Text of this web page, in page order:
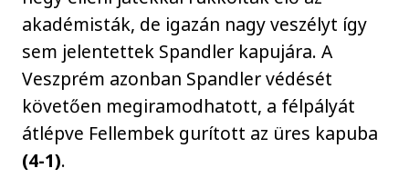
akadémisták, de igazán nagy veszélyt így
sem jelentettek Spandler kapujára. A
Veszprém azonban Spandler védését
követően megiramodhatott, a félpályát
átlépve Fellembek gurított az üres kapuba
(4-1).